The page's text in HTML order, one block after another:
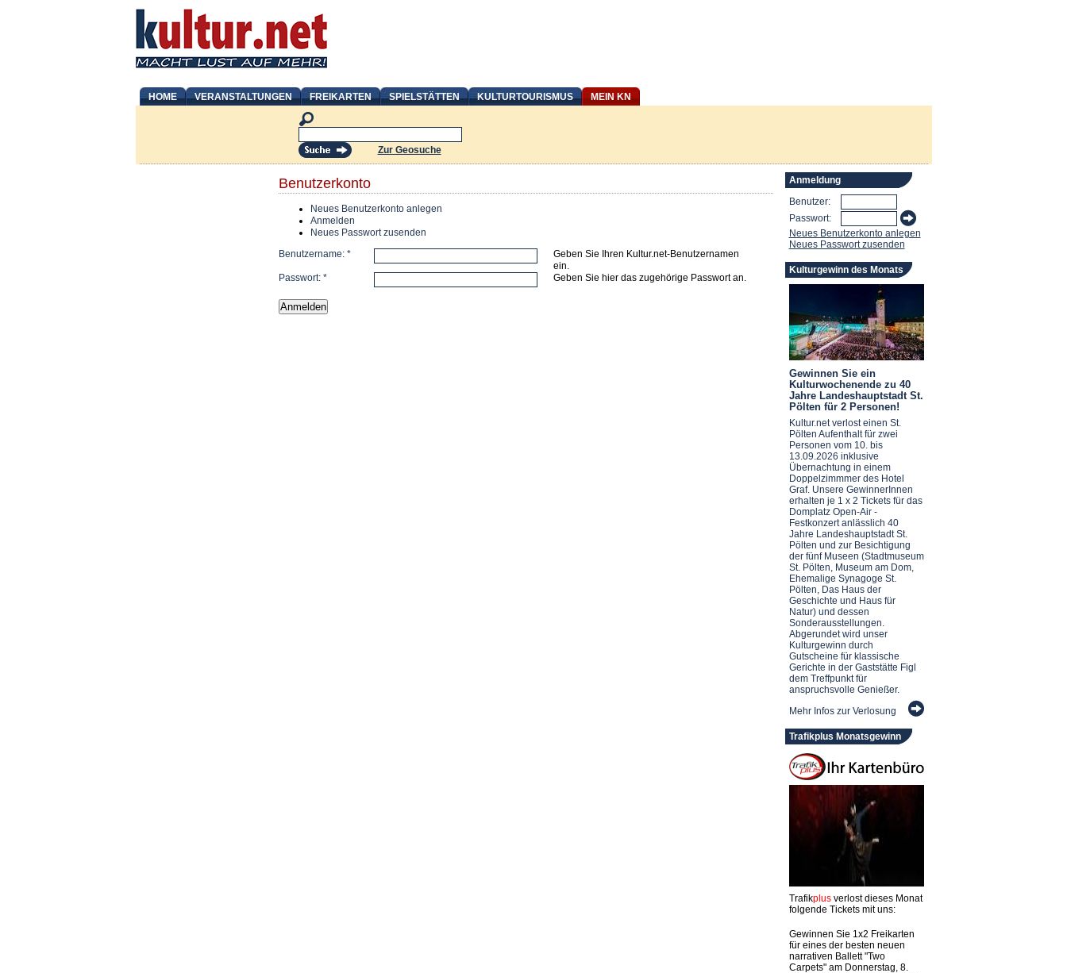
HOME VERANSTALTUNGEN FREIKARTEN SPIELSTÄTTEN KULTURTOURISMUS MEIN KN
Zur Geosuche
Benutzerkonto
Neues Benutzerkonto anlegen
Anmelden
Neues Passwort zusenden
Benutzername: *
Geben Sie Ihren Kultur.net-Benutzernamen
ein.
Passwort: * Geben Sie hier das zugehörige Passwort an.
Anmeldung
Benutzer:
Passwort:
Neues Benutzerkonto anlegen
Neues Passwort zusenden
Kulturgewinn des Monats
Gewinnen Sie ein
Kulturwochenende zu 40
Jahre Landeshauptstadt St.
Pölten für 2 Personen!
Kultur.net verlost einen St.
Pölten Aufenthalt für zwei
Personen vom 10. bis
13.09.2026 inklusive
Übernachtung in einem
Doppelzimmmer des Hotel
Graf. Unsere GewinnerInnen
erhalten je 1 x 2 Tickets für das
Domplatz Open-Air -
Festkonzert anlässlich 40
Jahre Landeshauptstadt St.
Pölten und zur Besichtigung
der fünf Museen (Stadtmuseum
St. Pölten, Museum am Dom,
Ehemalige Synagoge St.
Pölten, Das Haus der
Geschichte und Haus für
Natur) und dessen
Sonderausstellungen.
Abgerundet wird unser
Kulturgewinn durch
Gutscheine für klassische
Gerichte in der Gaststätte Figl
dem Treffpunkt für
anspruchsvolle Genießer.
Mehr Infos zur Verlosung
Trafikplus Monatsgewinn
Trafikplusverlost dieses Monat
folgende Tickets mit uns:
Gewinnen Sie 1x2 Freikarten
für eines der besten neuen
narrativen Ballett "Two
Carpets" am Donnerstag, 8.